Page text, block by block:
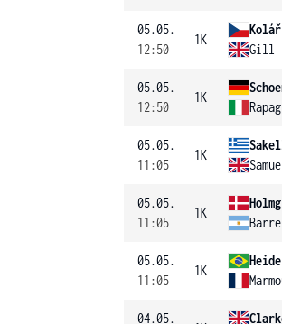
05.05.
12:50
1K
Gill
05.05.
12:50
1K
05.05.
11:05
1K
05.05.
11:05
1K
05.05.
11:05
1K
04.05.